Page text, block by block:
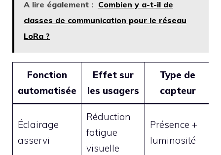
A lire également : Combien y a-t-il de
classes de communication pour le réseau
LoRa ?
Fonction
automatisée
Effet sur
les usagers
Type de
capteur
Éclairage
asservi
Réduction
fatigue
visuelle
Présence +
luminosité